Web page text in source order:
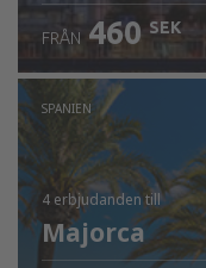
FRÅN 460 SEK
SPANIEN
4 erbjudandentill
Majorca